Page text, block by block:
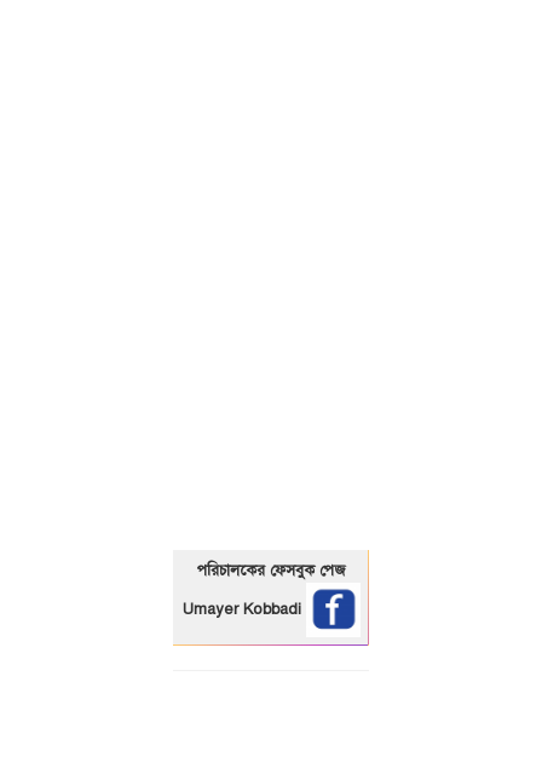
পরিচালকের ফেসবুক পেজ
Umayer Kobbadi